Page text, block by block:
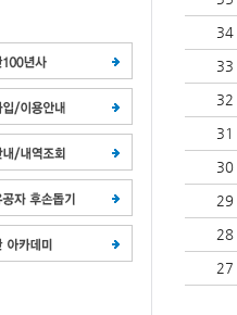
34
33
32
31
30
29
28
27